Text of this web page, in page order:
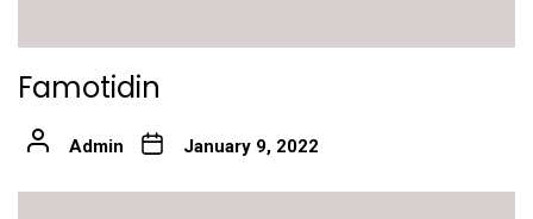
Famotidin
Admin January 9, 2022